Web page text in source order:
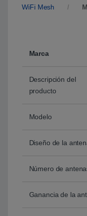
WiFi Mesh
Marca
Descripción del
producto
Modelo
Diseño de la
Número de
Ganancia de la